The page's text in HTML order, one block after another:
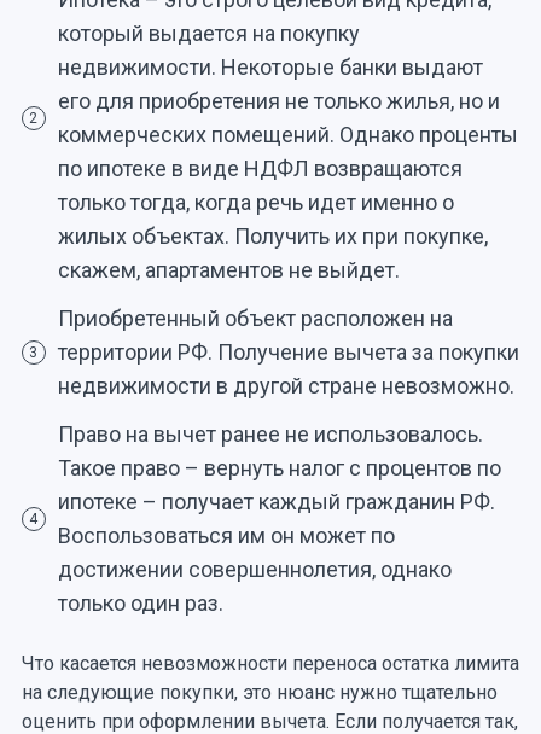
2
который выдается на покупку
недвижимости. Некоторые банки выдают
его для приобретения не только жилья, но и
коммерческих помещений. Однако проценты
по ипотеке в виде НДФЛ возвращаются
только тогда, когда речь идет именно о
жилых объектах. Получить их при покупке,
скажем, апартаментов не выйдет.
3
Приобретенный объект расположен на
территории РФ. Получение вычета за покупки
недвижимости в другой стране невозможно.
4
Право на вычет ранее не использовалось.
Такое право – вернуть налог с процентов по
ипотеке – получает каждый гражданин РФ.
Воспользоваться им он может по
достижении совершеннолетия, однако
только один раз.
Что касается невозможности переноса остатка лимита
на следующие покупки, это нюанс нужно тщательно
оценить при оформлении вычета. Если получается так,